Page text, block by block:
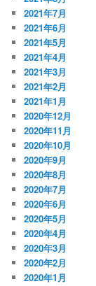
2021年7月
2021年6月
2021年5月
2021年4月
2021年3月
2021年2月
2021年1月
2020年12月
2020年11月
2020年10月
2020年9月
2020年8月
2020年7月
2020年6月
2020年5月
2020年4月
2020年3月
2020年2月
2020年1月